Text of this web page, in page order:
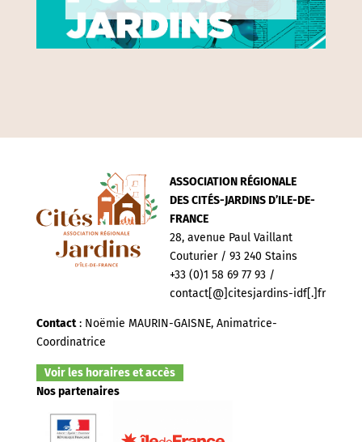
ASSOCIATION RÉGIONALE
DES CITÉS-JARDINS D’ILE-DE-
FRANCE
28, avenue Paul Vaillant
Couturier / 93 240 Stains
+33 (0)1 58 69 77 93 /
contact[@]citesjardins-idf[.]fr
Contact: Noëmie MAURIN-GAISNE, Animatrice-
Coordinatrice
Voir les horaires et accès
Nos partenaires